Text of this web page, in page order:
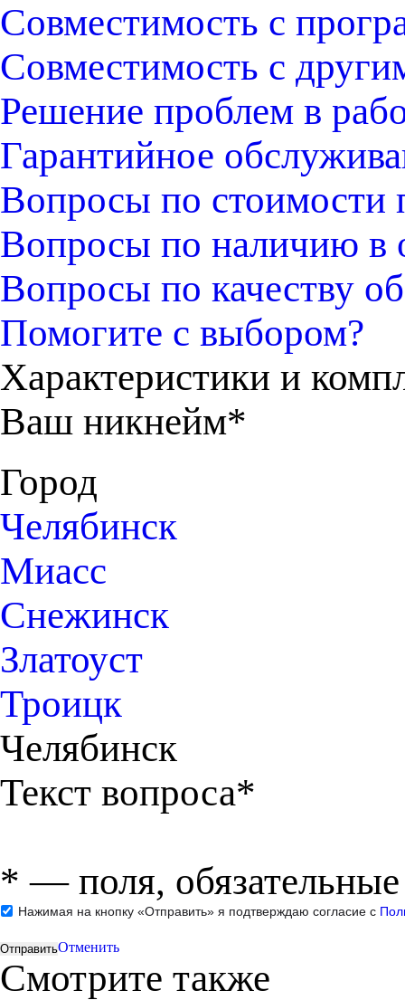
Совместимость с
Совместимость с
Решение проблем в
Гарантийное
Вопросы по стоимости
Вопросы по наличию в
Вопросы по качеству
Помогите с выбором?
Характеристики и
Ваш никнейм*
Город
Челябинск
Миасс
Снежинск
Златоуст
Троицк
Челябинск
Текст вопроса*
* — поля,
Нажимая на кнопку «Отправить» я подтверждаю согласие с
Отменить
Смотрите также